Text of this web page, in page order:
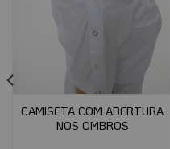
CAMISETA COM ABERTURA
NOS OMBROS